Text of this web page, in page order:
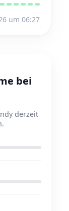
um 06:27
bei
derzeit